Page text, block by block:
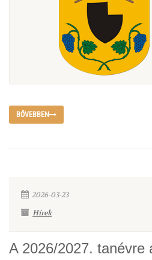
BŐVEBBEN
2026-03-23
Hírek
A 2026/2027. tanévre